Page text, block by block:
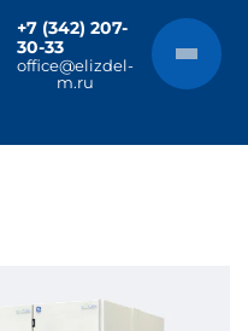
+7 (342) 207-
30-33
office@elizdel-
m.ru